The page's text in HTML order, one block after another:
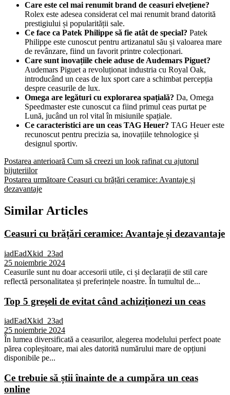
Care este cel mai renumit brand de ceasuri elvețiene?
Rolex este adesea considerat cel mai renumit brand datorită
prestigiului și popularității sale.
Ce face ca Patek Philippe să fie atât de special? Patek
Philippe este cunoscut pentru artizanatul său și valoarea mare
de revânzare, fiind un favorit printre colecționari.
Care sunt inovațiile cheie aduse de Audemars Piguet?
Audemars Piguet a revoluționat industria cu Royal Oak,
introducând un ceas de lux sport care a schimbat percepția
despre ceasurile de lux.
Omega are legături cu explorarea spațială? Da, Omega
Speedmaster este cunoscut ca fiind primul ceas purtat pe
Lună, jucând un rol vital în misiunile spațiale.
Ce caracteristici are un ceas TAG Heuer? TAG Heuer este
recunoscut pentru precizia sa, inovațiile tehnologice și
designul sportiv.
Postarea anterioară Cum să creezi un look rafinat cu ajutorul
bijuteriilor
Postarea următoare Ceasuri cu brățări ceramice: Avantaje și
dezavantaje
Similar Articles
Ceasuri cu brățări ceramice: Avantaje și dezavantaje
iadEadXkid_23ad
25 noiembrie 2024
Ceasurile sunt nu doar accesorii utile, ci și declarații de stil care
reflectă personalitatea și preferințele noastre. În tumultul de...
Top 5 greșeli de evitat când achiziționezi un ceas
iadEadXkid_23ad
25 noiembrie 2024
În lumea diversificată a ceasurilor, alegerea modelului perfect poate
părea copleșitoare, mai ales datorită numărului mare de opțiuni
disponibile pe...
Ce trebuie să știi înainte de a cumpăra un ceas
online